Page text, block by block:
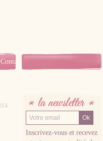
Contact
LA NEWSLETTER
Inscrivez-vous et recevez